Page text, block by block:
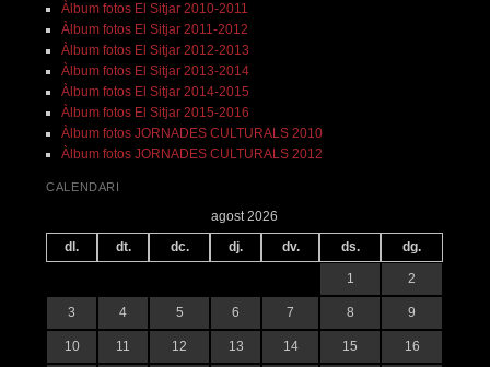
Àlbum fotos El Sitjar 2010-2011
Àlbum fotos El Sitjar 2011-2012
Àlbum fotos El Sitjar 2012-2013
Àlbum fotos El Sitjar 2013-2014
Àlbum fotos El Sitjar 2014-2015
Àlbum fotos El Sitjar 2015-2016
Àlbum fotos JORNADES CULTURALS 2010
Àlbum fotos JORNADES CULTURALS 2012
CALENDARI
agost 2026
dl. dt. dc. dj. dv. ds. dg.
1 2
3 4 5 6 7 8 9
10 11 12 13 14 15 16